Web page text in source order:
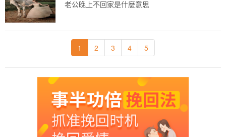
老公晚上不回家是什麼意思
1 2 3 4 5